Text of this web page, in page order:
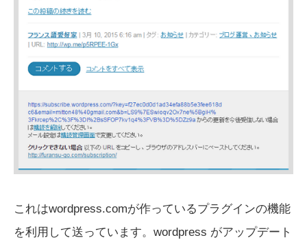
これはwordpress.comが作っているプラグインの機能
を利用して送っています。wordpress がアップデート